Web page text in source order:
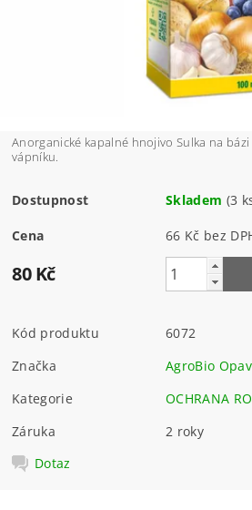
Anorganické kapalné hnojivo Sulka na
vápníku.
Dostupnost Skladem (3
Cena 66 Kč bez
80 Kč
Kód produktu
6072
Značka
AgroBio
Kategorie
OCHRANA
Záruka
2 roky
Dotaz